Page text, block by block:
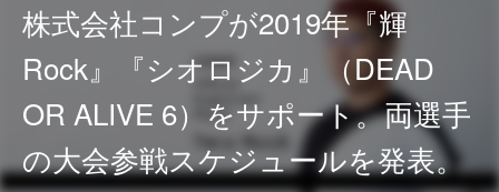
株式会社コンプが2019年『輝
Rock』『シオロジカ』（DEAD
OR ALIVE 6）をサポート。両選手
の大会参戦スケジュールを発表。